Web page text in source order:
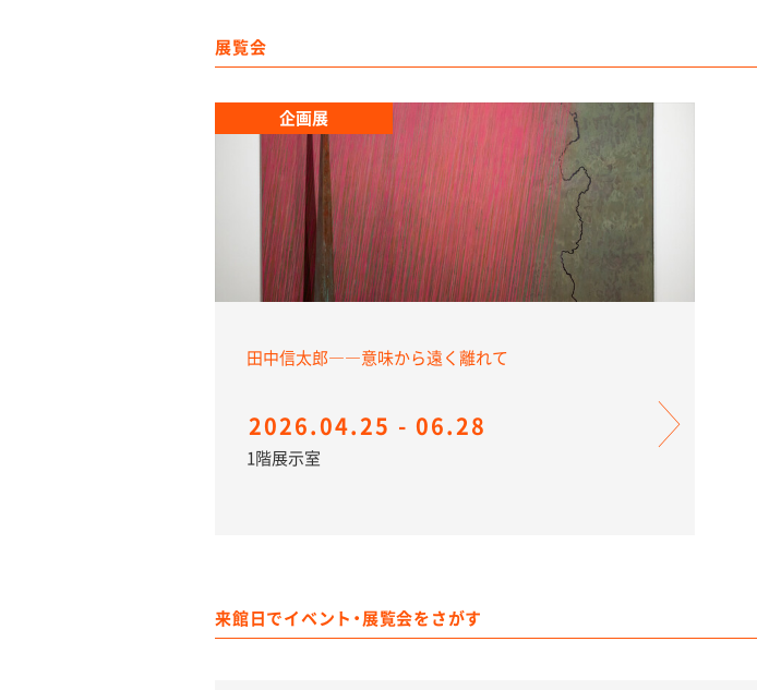
展覧会
企画展
田中信太郎――意味から遠く離れて
2026.04.25 - 06.28
1階展示室
来館日でイベント・展覧会をさがす